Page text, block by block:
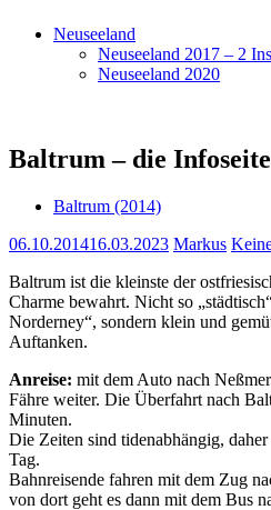
Neuseeland
Neuseeland 2017 – 2
Neuseeland 2020
Baltrum – die Infoseite
Baltrum (2014)
06.10.201416.03.2023 Markus
Baltrum ist die kleinste der
Charme bewahrt. Nicht so
Norderney“, sondern klein und
Auftanken.
Anreise: mit dem Auto nach
Fähre weiter. Die Überfahrt nach
Minuten.
Die Zeiten sind tidenabhängig,
Tag.
Bahnreisende fahren mit dem Zug
von dort geht es dann mit dem Bus